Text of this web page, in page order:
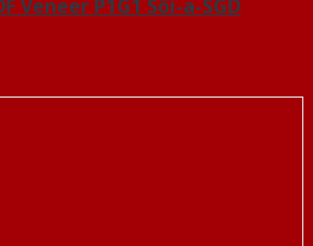
Veneer P1G1 Sồi-a-SGD